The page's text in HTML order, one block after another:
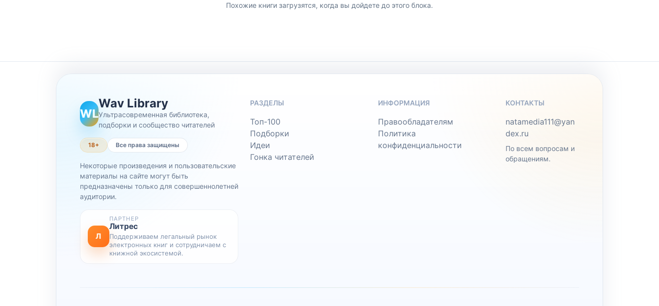
Похожие книги загрузятся, когда вы дойдете до этого блока.
WL
Wav Library
Ультрасовременная библиотека,
подборки и сообщество читателей
18+ Все права защищены
Некоторые произведения и пользовательские
материалы на сайте могут быть
предназначены только для совершеннолетней
аудитории.
Л
ПАРТНЕР
Литрес
Поддерживаем легальный рынок
электронных книг и сотрудничаем с
книжной экосистемой.
РАЗДЕЛЫ
Топ-100
Подборки
Идеи
Гонка читателей
ИНФОРМАЦИЯ
Правообладателям
Политика
конфиденциальности
КОНТАКТЫ
natamedia111@yan
dex.ru
По всем вопросам и
обращениям.